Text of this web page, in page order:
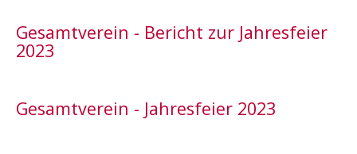
Gesamtverein - Bericht zur Jahresfeier
2023
Gesamtverein - Jahresfeier 2023